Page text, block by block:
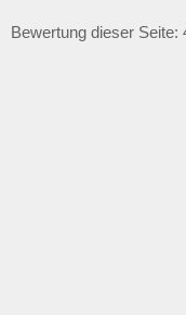
Bewertung dieser Seite: